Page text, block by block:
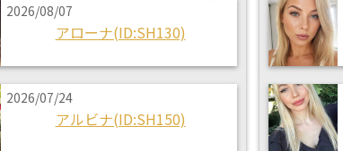
2026/08/07
アローナ(ID:SH130)
2026/07/24
アルビナ(ID:SH150)